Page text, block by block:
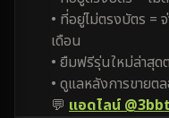
• ที่อยู่ไม่ตรงบัตร =
เดือน
• ยืมฟรีรุ่นใหม่ล่าสุด
• ดูแลหลังการขายต
💬 แอดไลน์